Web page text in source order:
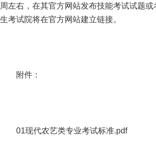
周左右，在其官方网站发布技能考试试题
生考试院将在官方网站建立链接。
附件：
01现代农艺类专业考试标准.pdf